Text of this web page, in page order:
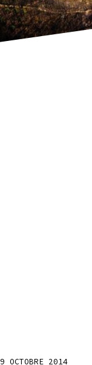
9 OCTOBRE 2014